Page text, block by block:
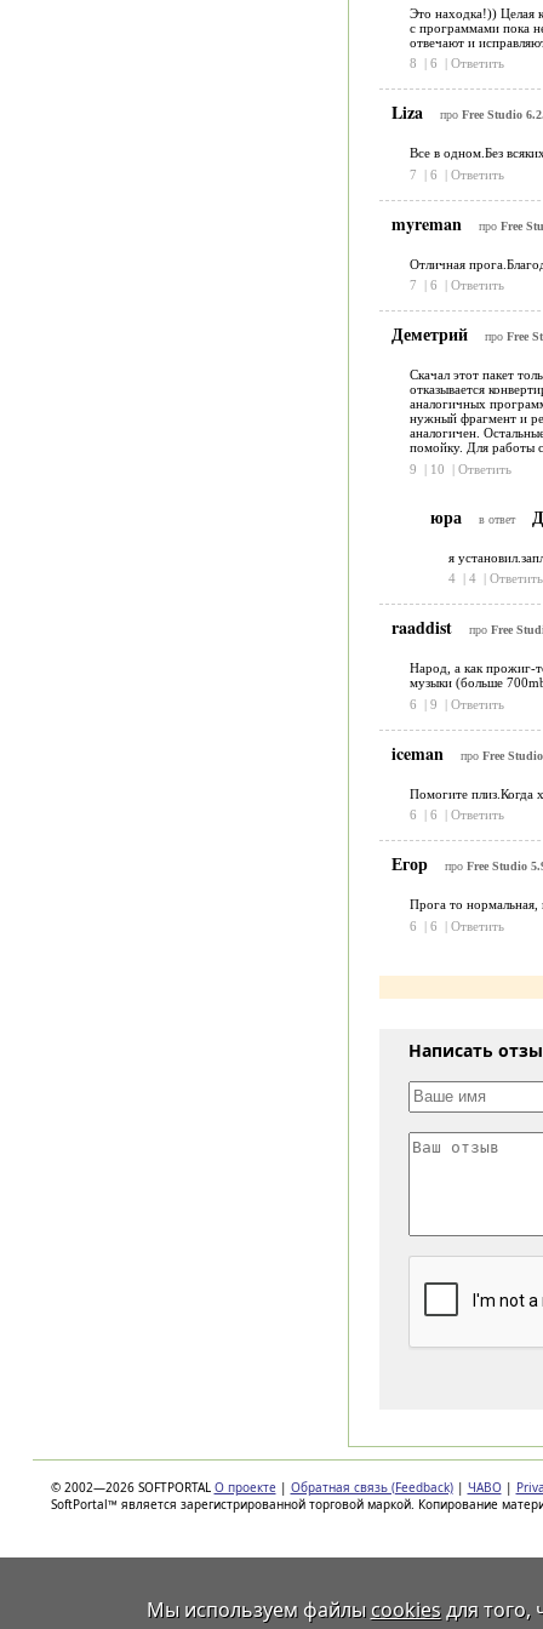
Это находка!)) Целая
с программами пока
отвечают и
8
| 6 | Ответить
Liza про Free Studio
Все в одном.Без
7
| 6 | Ответить
myreman про Free
Отличная
7
| 6 | Ответить
Деметрий про Free
Скачал этот пакет
отказывается
аналогичных
нужный фрагмент и
аналогичен.
помойку. Для работы с
9
| 10 | Ответить
юра в ответ
я
4 | 4 | Ответить
raaddist про Free
Народ, а как прожиг-
музыки (больше
6
| 9 | Ответить
iceman про Free
Помогите плиз.Когда
6
| 6 | Ответить
Егор про Free Studio
Прога то
6
| 6 | Ответить
Написать
© 2002—2026 SOFTPORTAL О проекте | Обратная связь (Feedback) | ЧАВО |
SoftPortal™ является зарегистрированной торговой маркой. Копирование
Мы используем файлы cookiesдля того,